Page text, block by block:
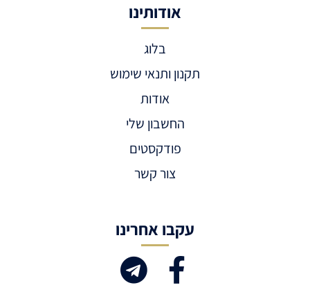
אודותינו
בלוג
תקנון ותנאי שימוש
אודות
החשבון שלי
פודקסטים
צור קשר
עקבו אחרינו